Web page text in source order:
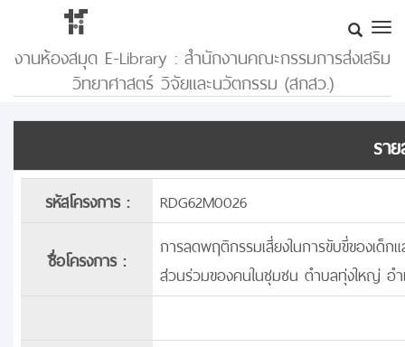
งานห้องสมุด E-Library : สำนักงานคณะกรรมการส่งเสริม
วิทยาศาสตร์ วิจัยและนวัตกรรม (สกสว.)
รา
รหัสโครงการ : RDG62M0026
ชื่อโครงการ :
การลดพฤติกรรมเสี่ยงในการขับขี่ของเ
ส่วนร่วมของคนในชุมชน ตำบลทุ่งใหญ่ อ